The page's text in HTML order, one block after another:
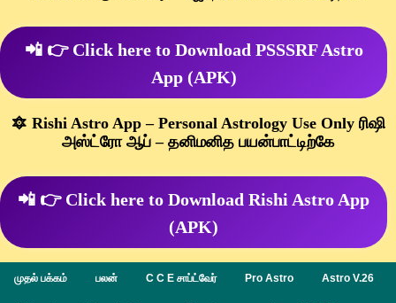
📲 👉 Click here to Download PSSSRF Astro
App (APK)
🔯 Rishi Astro App – Personal Astrology Use Only ரிஷி
அஸ்ட்ரோ ஆப் – தனிமனித பயன்பாட்டிற்கே
📲 👉 Click here to Download Rishi Astro App
(APK)
முதல் பக்கம் பலன் C C E சாப்ட்வேர் Pro Astro Astro V.26